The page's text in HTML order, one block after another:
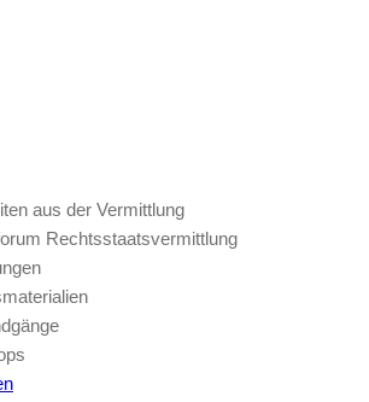
aus der Vermittlung
Rechtsstaatsvermittlung